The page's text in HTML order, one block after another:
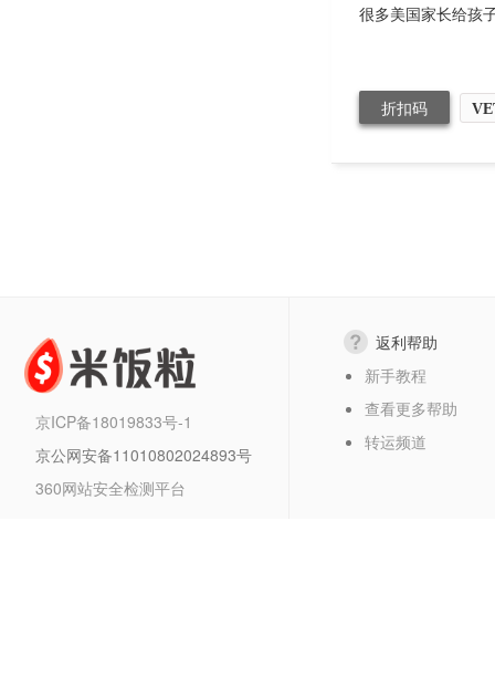
很多美国家长给孩
折扣码
京ICP备18019833号-1
京公网安备11010802024893号
360网站安全检测平台
返利帮助
新手教程
查看更多帮助
转运频道